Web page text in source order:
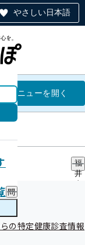
やさしい日本語
問
い
わ
福井支部
メニューを開く
福
井
診
の特定健康診査情報